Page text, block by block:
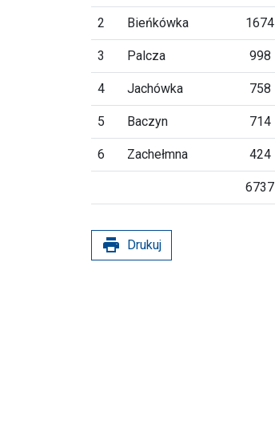
2 Bieńkówka 1674
3 Palcza 998
4 Jachówka 758
5 Baczyn 714
6 Zachełmna 424
6737
print Drukuj